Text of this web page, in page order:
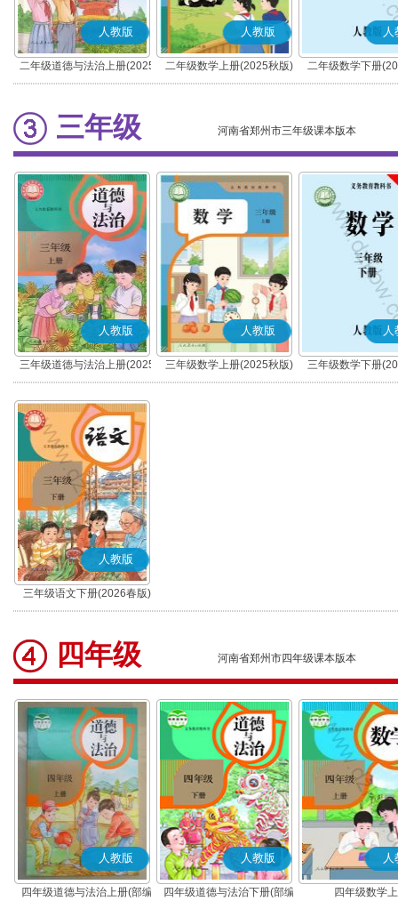
人教版
二年级道德与法治上册(2025
秋版)(部编版)
人教版
二年级数学上册(2025秋版)
人
二年级数学下册
三年级 河南省郑州市三年级课本版本
人教版
三年级道德与法治上册(2025
秋版)(部编版)
人教版
三年级数学上册(2025秋版)
人
三年级数学下册
人教版
三年级语文下册(2026春版)
(部编版)
四年级 河南省郑州市四年级课本版本
人教版
四年级道德与法治上册(部编
人教版
四年级道德与法治下册(部编
人
四年级数学